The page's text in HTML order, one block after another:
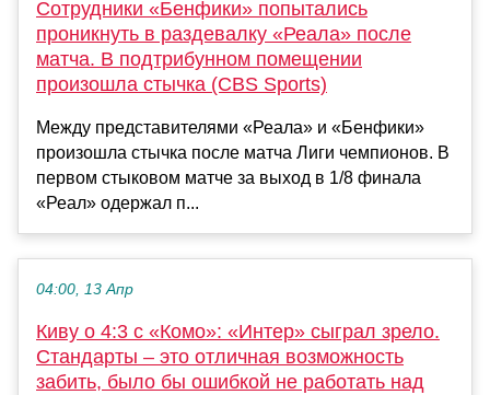
Сотрудники «Бенфики» попытались
проникнуть в раздевалку «Реала» после
матча. В подтрибунном помещении
произошла стычка (CBS Sports)
Между представителями «Реала» и «Бенфики»
произошла стычка после матча Лиги чемпионов. В
первом стыковом матче за выход в 1/8 финала
«Реал» одержал п...
04:00, 13 Апр
Киву о 4:3 с «Комо»: «Интер» сыграл зрело.
Стандарты – это отличная возможность
забить, было бы ошибкой не работать над